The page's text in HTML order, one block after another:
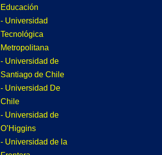
Educación
- Universidad
Tecnológica
Metropolitana
- Universidad de
Santiago de Chile
- Universidad De
Chile
- Universidad de
O’Higgins
- Universidad de la